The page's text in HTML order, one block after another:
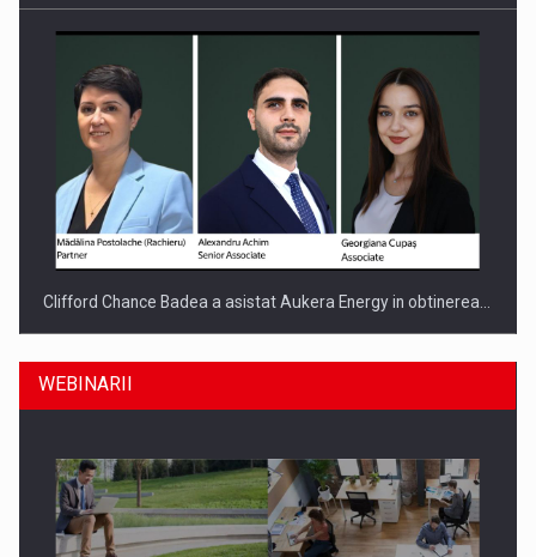
Clifford Chance Badea a asistat Aukera Energy in obtinerea…
WEBINARII